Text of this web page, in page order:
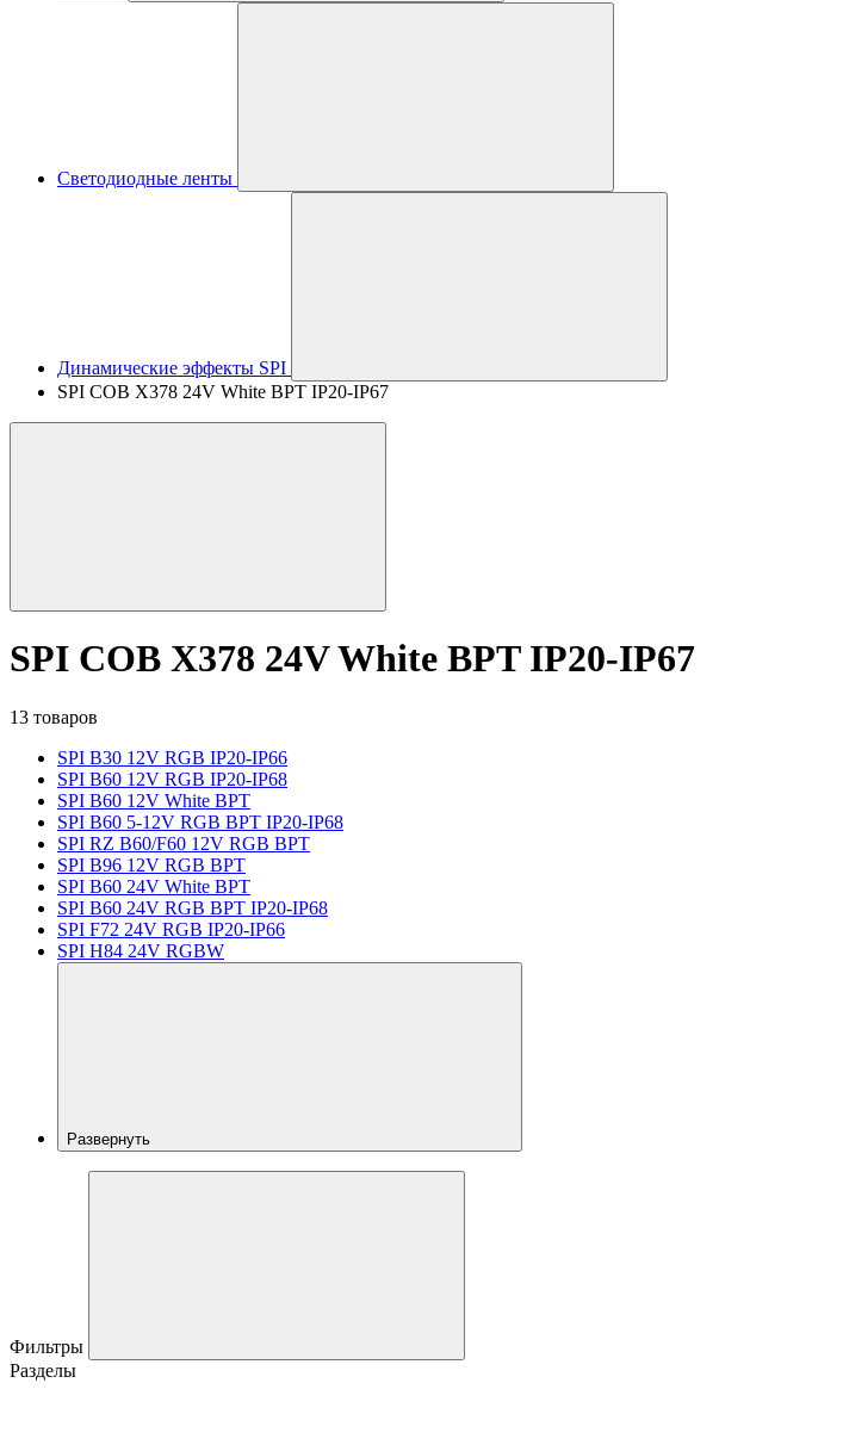
Светодиодные ленты
Динамические эффекты SPI
SPI COB X378 24V White BPT IP20-IP67
SPI COB X378 24V White BPT IP20-IP67
13 товаров
SPI B30 12V RGB IP20-IP66
SPI B60 12V RGB IP20-IP68
SPI B60 12V White BPT
SPI B60 5-12V RGB BPT IP20-IP68
SPI RZ B60/F60 12V RGB BPT
SPI B96 12V RGB BPT
SPI B60 24V White BPT
SPI B60 24V RGB BPT IP20-IP68
SPI F72 24V RGB IP20-IP66
SPI H84 24V RGBW
Развернуть
Фильтры
Разделы